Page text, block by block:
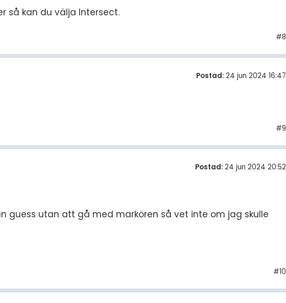
så kan du välja Intersect.
#8
Postad: 24 jun 2024 16:47
#9
Postad: 24 jun 2024 20:52
guess utan att gå med markören så vet inte om jag skulle
#10